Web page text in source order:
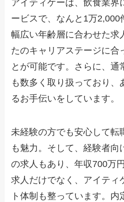
アイティケーは、飲食業界
ービスで、なんと1万2,000
幅広い年齢層に合わせた求
たのキャリアステージに合
とが可能です。さらに、通
も数多く取り扱っており、
るお手伝いをしています。
未経験の方でも安心して転
も魅力。そして、経験者向
の求人もあり、年収700万
求人だけでなく、アイティ
ト体制も整っています。